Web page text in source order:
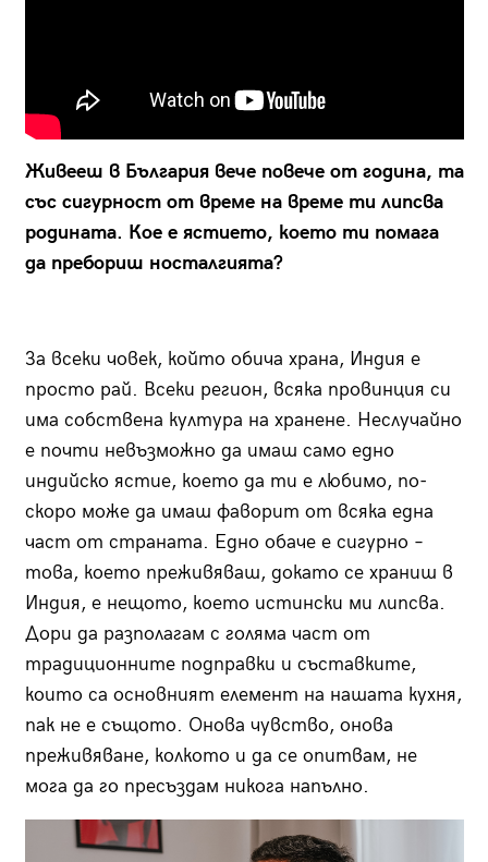
Живееш в България вече повече от година, та
със сигурност от време на време ти липсва
родината. Кое е ястието, което ти помага
да пребориш носталгията?
За всеки човек, който обича храна, Индия е
просто рай. Всеки регион, всяка провинция си
има собствена култура на хранене. Неслучайно
е почти невъзможно да имаш само едно
индийско ястие, което да ти е любимо, по-
скоро може да имаш фаворит от всяка една
част от страната. Едно обаче е сигурно –
това, което преживяваш, докато се храниш в
Индия, е нещото, което истински ми липсва.
Дори да разполагам с голяма част от
традиционните подправки и съставките,
които са основният елемент на нашата кухня,
пак не е същото. Онова чувство, онова
преживяване, колкото и да се опитвам, не
мога да го пресъздам никога напълно.